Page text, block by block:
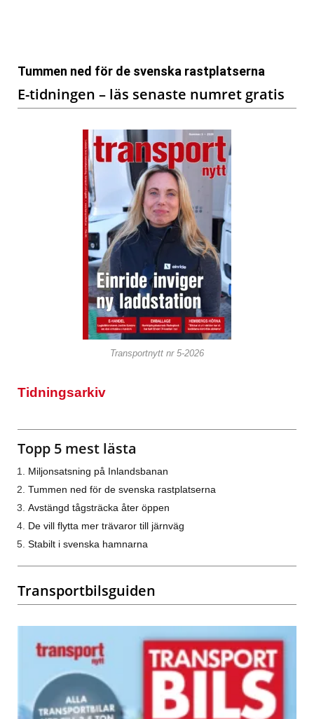
Tummen ned för de svenska rastplatserna
E-tidningen – läs senaste numret gratis
Transportnytt nr 5-2026
Tidningsarkiv
Topp 5 mest lästa
Miljonsatsning på Inlandsbanan
Tummen ned för de svenska rastplatserna
Avstängd tågsträcka åter öppen
De vill flytta mer trävaror till järnväg
Stabilt i svenska hamnarna
Transportbilsguiden